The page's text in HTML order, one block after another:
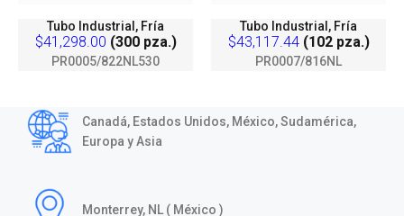
Tubo Industrial, Fría
$41,298.00 (300 pza.)
PR0005/822NL530
Tubo Industrial, Fría
$43,117.44(102 pza.)
PR0007/816NL
Canadá, Estados Unidos, México, Sudamérica,
Europa y Asia
Monterrey, NL ( México )